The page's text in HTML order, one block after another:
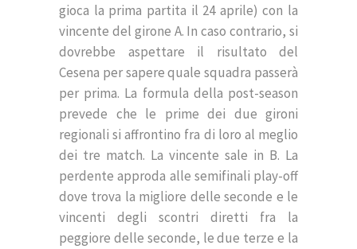
gioca la prima partita il 24 aprile) con la
vincente del girone A. In caso contrario, si
dovrebbe aspettare il risultato del
Cesena per sapere quale squadra passerà
per prima. La formula della post-season
prevede che le prime dei due gironi
regionali si affrontino fra di loro al meglio
dei tre match. La vincente sale in B. La
perdente approda alle semifinali play-off
dove trova la migliore delle seconde e le
vincenti degli scontri diretti fra la
peggiore delle seconde, le due terze e la